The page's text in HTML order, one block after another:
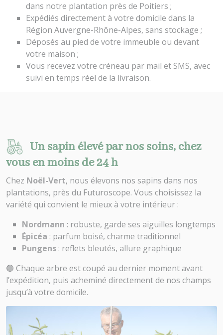
dans notre plantation près de Poitiers ;
Expédiés directement à votre domicile dans la
Région Auvergne-Rhône-Alpes, sans stockage ;
Déposés au pied de votre immeuble ou devant
votre maison ;
Vous recevez votre créneau par mail et SMS, avec
suivi en temps réel de la livraison.
Un sapin élevé par nos soins, chez
vous en moins de 24 h
Chez Noël-Vert, nous élevons nos sapins dans nos
plantations, près du Futuroscope. Vous choisissez la
variété qui convient le mieux à votre intérieur :
Nordmann : robuste, garde ses aiguilles longtemps
Épicéa : parfum boisé, charme traditionnel
Pungens : reflets bleutés, allure graphique
🟢 Chaque arbre est coupé au dernier moment avant
l’expédition, puis acheminé directement de nos champs
jusqu’à votre domicile.